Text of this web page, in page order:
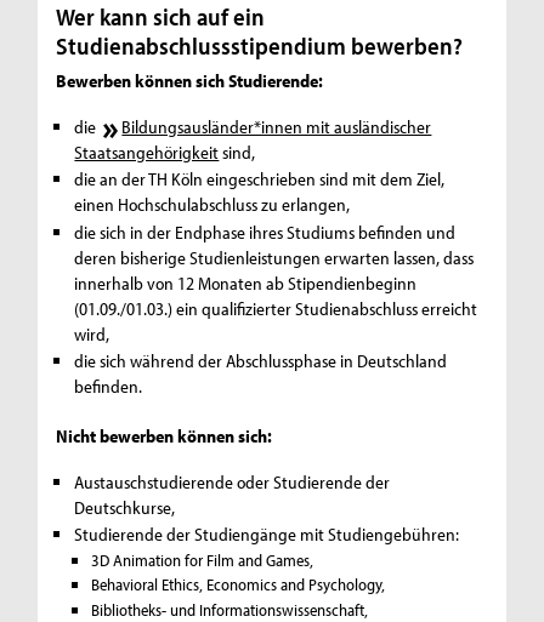
Wer kann sich auf ein
Studienabschlussstipendium bewerben?
Bewerben können sich Studierende:
die
Bildungsausländer*innen mit ausländischer
Staatsangehörigkeitsind,
die an der TH Köln eingeschrieben sind mit dem Ziel,
einen Hochschulabschluss zu erlangen,
die sich in der Endphase ihres Studiums befinden und
deren bisherige Studienleistungen erwarten lassen, dass
innerhalb von 12 Monaten ab Stipendienbeginn
(01.09./01.03.) ein qualifizierter Studienabschluss erreicht
wird,
die sich während der Abschlussphase in Deutschland
befinden.
Nicht bewerben können sich:
Austauschstudierende oder Studierende der
Deutschkurse,
Studierende der Studiengänge mit Studiengebühren:
3D Animation for Film and Games,
Behavioral Ethics, Economics and Psychology,
Bibliotheks- und Informationswissenschaft,